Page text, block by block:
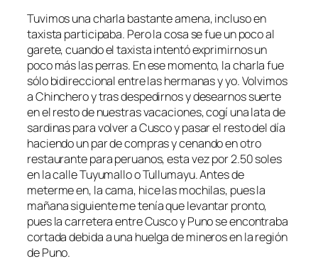
Tuvimos una charla bastante amena, incluso en
taxista participaba. Pero la cosa se fue un poco al
garete, cuando el taxista intentó exprimirnos un
poco más las perras. En ese momento, la charla fue
sólo bidireccional entre las hermanas y yo. Volvimos
a Chinchero y tras despedirnos y desearnos suerte
en el resto de nuestras vacaciones, cogí una lata de
sardinas para volver a Cusco y pasar el resto del día
haciendo un par de compras y cenando en otro
restaurante para peruanos, esta vez por 2.50 soles
en la calle Tuyumallo o Tullumayu. Antes de
meterme en, la cama, hice las mochilas, pues la
mañana siguiente me tenía que levantar pronto,
pues la carretera entre Cusco y Puno se encontraba
cortada debida a una huelga de mineros en la región
de Puno.